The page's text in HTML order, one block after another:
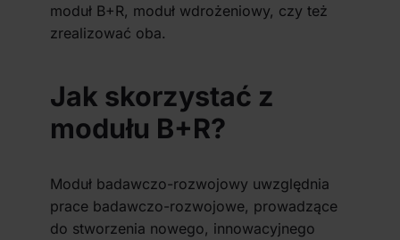
moduł B+R, moduł wdrożeniowy, czy też
zrealizować oba.
Jak skorzystać z
modułu B+R?
Moduł badawczo-rozwojowy uwzględnia
prace badawczo-rozwojowe, prowadzące
do stworzenia nowego, innowacyjnego